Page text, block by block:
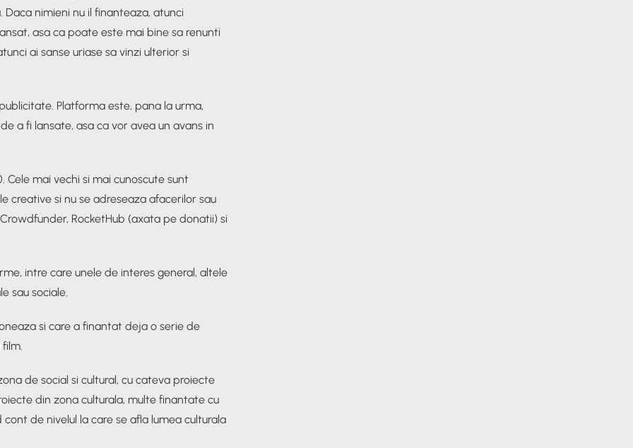
Daca nimieni nu il finanteaza, atunci
asa ca poate este mai bine sa renunti
ai sanse uriase sa vinzi ulterior si
Platforma este, pana la urma,
a fi lansate, asa ca vor avea un avans in
mai vechi si mai cunoscute sunt
creative si nu se adreseaza afacerilor sau
RocketHub (axata pe donatii) si
intre care unele de interes general, altele
sau sociale.
si care a finantat deja o serie de
de social si cultural, cu cateva proiecte
din zona culturala, multe finantate cu
de nivelul la care se afla lumea culturala